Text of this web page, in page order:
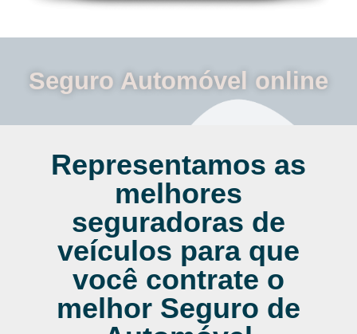
Seguro Automóvel online
Representamos as
melhores
seguradoras de
veículos para que
você contrate o
melhor Seguro de